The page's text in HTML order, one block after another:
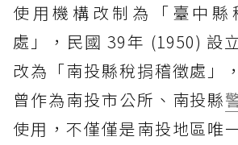
使用機構改制為「臺中縣
處」，民國 39年 (1950) 設
改為「南投縣稅捐稽徵處」
曾作為南投市公所、南投縣
使用，不僅僅是南投地區唯